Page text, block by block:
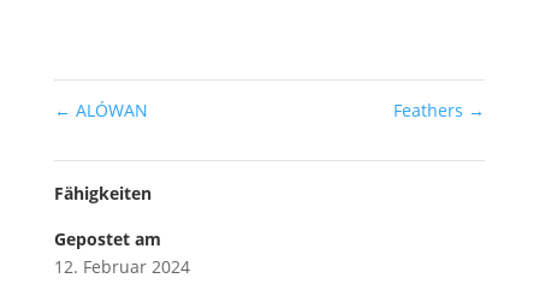
← ALÓWAN Feathers →
Fähigkeiten
Gepostet am
12. Februar 2024